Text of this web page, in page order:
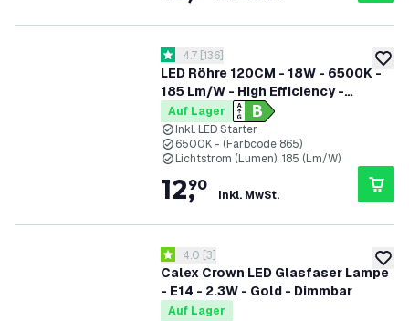
zur
LED Röhre 120CM - 18W - 6500K -
185 Lm/W - High Efficiency -
Energieetikette B
Bewertungsbereich öffnen
4.7 Bewertungssterne
4.7 [136]
Auf Lager
Inkl. LED Starter
6500K - (Farbcode 865)
Lichtstrom (Lumen): 185 (Lm/W)
12,
90
inkl. MwSt.
zur
Calex Crown LED Glasfaser Lampe
- E14 - 2.3W - Gold - Dimmbar
Bewertungsbereich öffnen
4 Bewertungssterne
4.0 [3]
Auf Lager